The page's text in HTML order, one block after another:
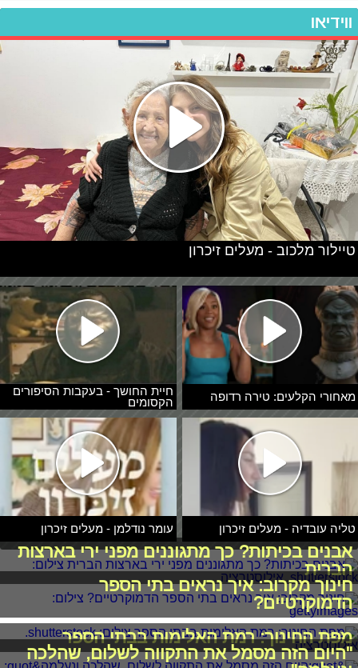
ווידיאו
מאחורי הקלעים: טירה רדופה
חיית החושך - בעקבות הסיפורים
הקסומים
טליה עובדיה - מעלים זיכרון עומר נודלמן - מעלים זיכרון
טיילור מלכוב - מעלים זיכרון
אבנים בכיתות? כך מתגוננים מפני ירי בארצות
הברית
חינוך מקרוב: איך נראים בתי הספר
הדמוקרטיים?
מפת החינוך: רמת האלימות בבתי הספר
"היום הזה מסמל את התקווה לשלום, שהלכה